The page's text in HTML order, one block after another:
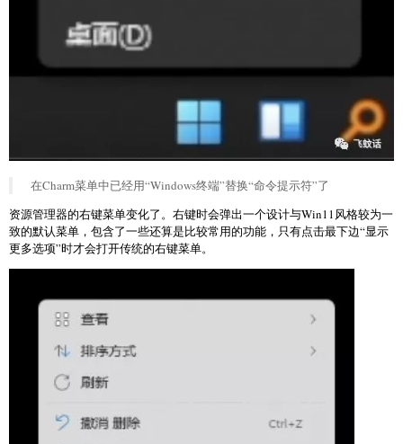
在Charm菜单中已经用“Windows终端”替换“命令提示符”了
资源管理器的右键菜单变化了。右键时会弹出一个设计与Win11风格较为一
致的默认菜单，包含了一些还算是比较常用的功能，只有点击最下边“显示
更多选项”时才会打开传统的右键菜单。